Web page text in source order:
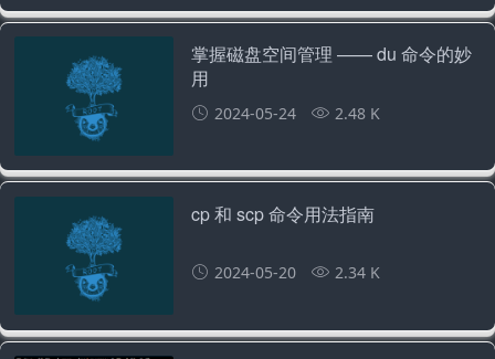
掌握磁盘空间管理 —— du 命令的妙
用
2024-05-24 2.48 K
cp 和 scp 命令用法指南
2024-05-20 2.34 K